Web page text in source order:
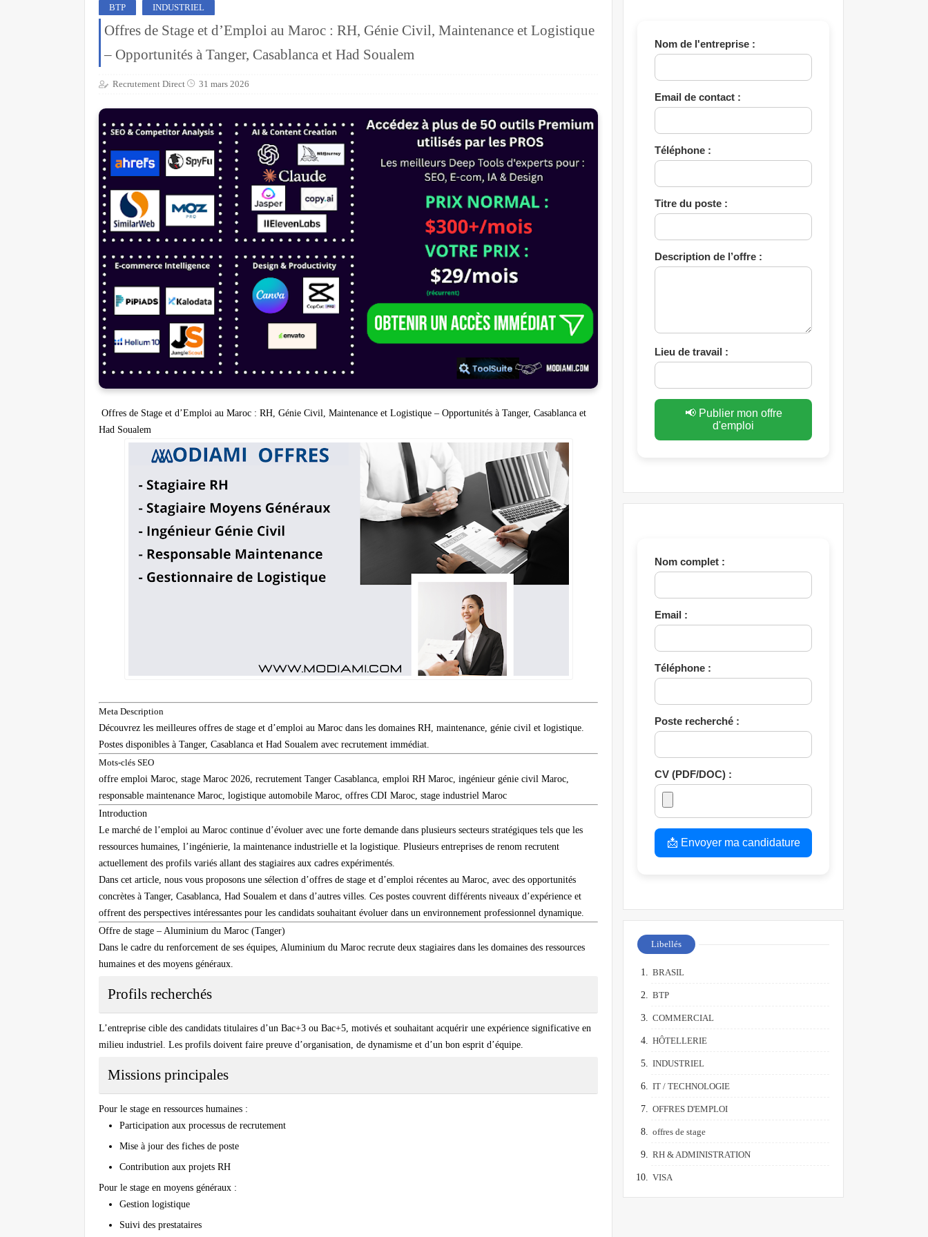
BTP INDUSTRIEL
Offres de Stage et d’Emploi au Maroc : RH, Génie Civil, Maintenance et Logistique
– Opportunités à Tanger, Casablanca et Had Soualem
Recrutement Direct 31 mars 2026
Offres de Stage et d’Emploi au Maroc : RH, Génie Civil, Maintenance et Logistique – Opportunités à Tanger, Casablanca et
Had Soualem
Meta Description
Découvrez les meilleures offres de stage et d’emploi au Maroc dans les domaines RH, maintenance, génie civil et logistique.
Postes disponibles à Tanger, Casablanca et Had Soualem avec recrutement immédiat.
Mots-clés SEO
offre emploi Maroc, stage Maroc 2026, recrutement Tanger Casablanca, emploi RH Maroc, ingénieur génie civil Maroc,
responsable maintenance Maroc, logistique automobile Maroc, offres CDI Maroc, stage industriel Maroc
Introduction
Le marché de l’emploi au Maroc continue d’évoluer avec une forte demande dans plusieurs secteurs stratégiques tels que les
ressources humaines, l’ingénierie, la maintenance industrielle et la logistique. Plusieurs entreprises de renom recrutent
actuellement des profils variés allant des stagiaires aux cadres expérimentés.
Dans cet article, nous vous proposons une sélection d’offres de stage et d’emploi récentes au Maroc, avec des opportunités
concrètes à Tanger, Casablanca, Had Soualem et dans d’autres villes. Ces postes couvrent différents niveaux d’expérience et
offrent des perspectives intéressantes pour les candidats souhaitant évoluer dans un environnement professionnel dynamique.
Offre de stage – Aluminium du Maroc (Tanger)
Dans le cadre du renforcement de ses équipes, Aluminium du Maroc recrute deux stagiaires dans les domaines des ressources
humaines et des moyens généraux.
Profils recherchés
L’entreprise cible des candidats titulaires d’un Bac+3 ou Bac+5, motivés et souhaitant acquérir une expérience significative en
milieu industriel. Les profils doivent faire preuve d’organisation, de dynamisme et d’un bon esprit d’équipe.
Missions principales
Pour le stage en ressources humaines :
Participation aux processus de recrutement
Mise à jour des fiches de poste
Contribution aux projets RH
Pour le stage en moyens généraux :
Gestion logistique
Suivi des prestataires
Nom de l'entreprise :
Email de contact :
Téléphone :
Titre du poste :
Description de l’offre :
Lieu de travail :
📢 Publier mon offre
d'emploi
Nom complet :
Email :
Téléphone :
Poste recherché :
CV (PDF/DOC) :
📩 Envoyer ma candidature
Libellés
BRASIL
BTP
COMMERCIAL
HÔTELLERIE
INDUSTRIEL
IT / TECHNOLOGIE
OFFRES D'EMPLOI
offres de stage
RH & ADMINISTRATION
VISA